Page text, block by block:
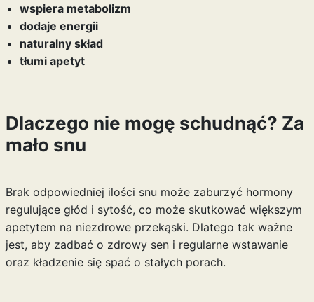
wspiera metabolizm
dodaje energii
naturalny skład
tłumi apetyt
Dlaczego nie mogę schudnąć? Za
mało snu
Brak odpowiedniej ilości snu może zaburzyć hormony
regulujące głód i sytość, co może skutkować większym
apetytem na niezdrowe przekąski. Dlatego tak ważne
jest, aby zadbać o zdrowy sen i regularne wstawanie
oraz kładzenie się spać o stałych porach.